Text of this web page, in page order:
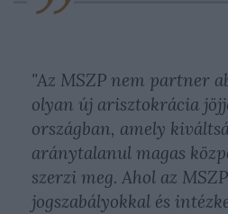
"Az MSZP nem partner
olyan új arisztokrácia
országban, amely
aránytalanul magas
szerzi meg. Ahol az
jogszabályokkal és